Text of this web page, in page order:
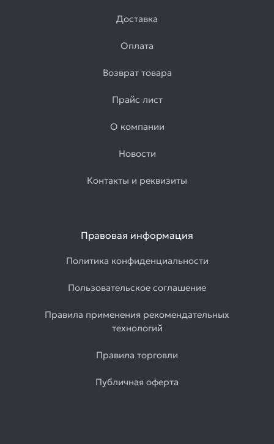
Доставка
Оплата
Возврат товара
Прайс лист
О компании
Новости
Контакты и реквизиты
Правовая информация
Политика конфиденциальности
Пользовательское соглашение
Правила применения рекомендательных
технологий
Правила торговли
Публичная оферта